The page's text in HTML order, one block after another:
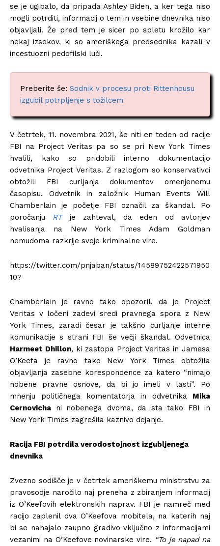
se je ugibalo, da pripada Ashley Biden, a ker tega niso
mogli potrditi, informacij o tem in vsebine dnevnika niso
objavljali. Že pred tem je sicer po spletu krožilo kar
nekaj izsekov, ki so ameriškega predsednika kazali v
incestuozni pedofilski luči.
Preberite še: Sodnik v procesu proti Rittenhousu
izgubil potrpljenje s tožilcem
V četrtek, 11. novembra 2021, še niti en teden od racije
FBI na Project Veritas pa so se pri New York Times
hvalili, kako so pridobili interno dokumentacijo
odvetnika Project Veritas. Z razlogom so konservativci
obtožili FBI curljanja dokumentov omenjenemu
časopisu. Odvetnik in založnik Human Events Will
Chamberlain je početje FBI označil za škandal. Po
poročanju RTje zahteval, da eden od avtorjev
hvalisanja na New York Times Adam Goldman
nemudoma razkrije svoje kriminalne vire.
https://twitter.com/pnjaban/status/14589752422571950
10?
Chamberlain je ravno tako opozoril, da je Project
Veritas v ločeni zadevi sredi pravnega spora z New
York Times, zaradi česar je takšno curljanje interne
komunikacije s strani FBI še večji škandal. Odvetnica
Harmeet Dhillon, ki zastopa Project Veritas in Jamesa
O’Keefa je ravno tako New York Times obtožila
objavljanja zasebne korespondence za katero “nimajo
nobene pravne osnove, da bi jo imeli v lasti”. Po
mnenju političnega komentatorja in odvetnika Mika
Cernovicha ni nobenega dvoma, da sta tako FBI in
New York Times zagrešila kaznivo dejanje.
Racija FBI potrdila verodostojnost izgubljenega
dnevnika
Zvezno sodišče je v četrtek ameriškemu ministrstvu za
pravosodje naročilo naj preneha z zbiranjem informacij
iz O’Keefovih elektronskih naprav. FBI je namreč med
racijo zaplenil dva O’Keefova mobitela, na katerih naj
bi se nahajalo zaupno gradivo vključno z informacijami
vezanimi na O’Keefove novinarske vire. “To je napad na